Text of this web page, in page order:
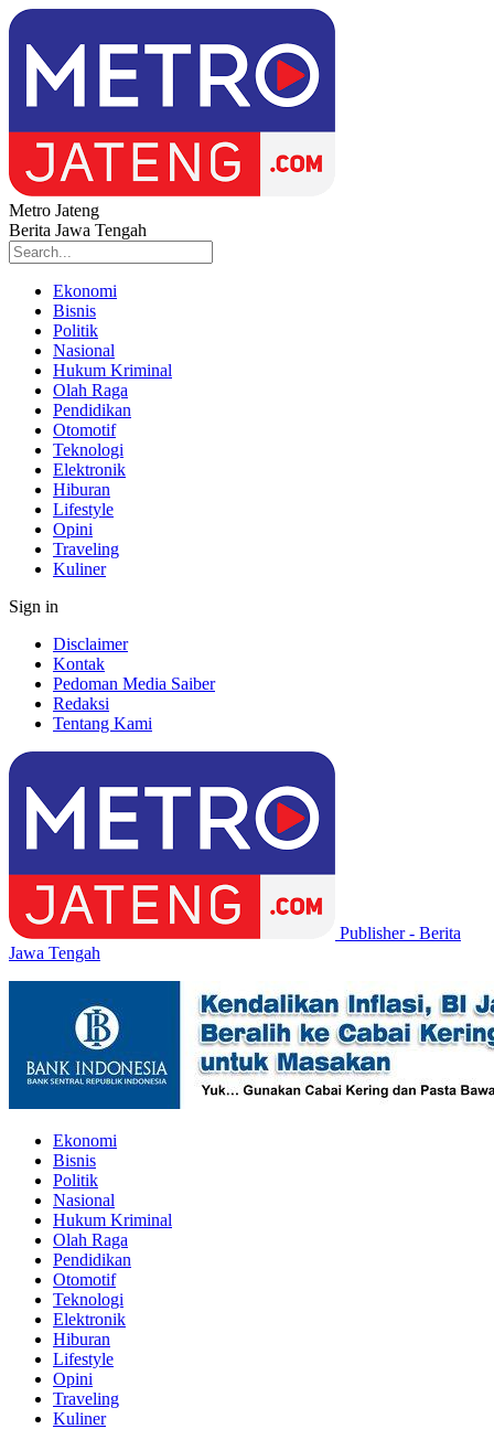
Metro Jateng
Berita Jawa Tengah
Ekonomi
Bisnis
Politik
Nasional
Hukum Kriminal
Olah Raga
Pendidikan
Otomotif
Teknologi
Elektronik
Hiburan
Lifestyle
Opini
Traveling
Kuliner
Sign in
Disclaimer
Kontak
Pedoman Media Saiber
Redaksi
Tentang Kami
Publisher - Berita
Jawa Tengah
Ekonomi
Bisnis
Politik
Nasional
Hukum Kriminal
Olah Raga
Pendidikan
Otomotif
Teknologi
Elektronik
Hiburan
Lifestyle
Opini
Traveling
Kuliner